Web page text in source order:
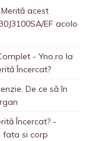
acest
EF acolo
- Yno.ro la
Încercat?
De ce să în
Încercat? -
fata si corp